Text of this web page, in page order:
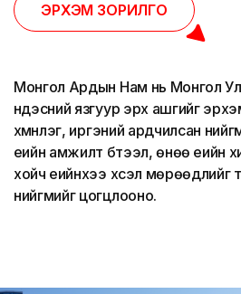
ЭРХЭМ ЗОРИЛГО
Монгол Ардын Нам нь Монгол
үндэсний язгуур эрх ашгийг
хүмүүнлэг, иргэний ардчилсан
үеийн амжилт бүтээл, өнөө үеийн
хойч үеийнхээ хүсэл мөрөөдлийг
нийгмийг цогцлооно.